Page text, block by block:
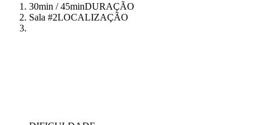
30min / 45minDURAÇÃO
Sala #2LOCALIZAÇÃO